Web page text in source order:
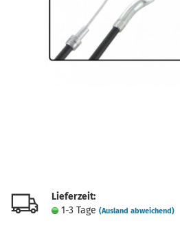
Lieferzeit:
1-3 Tage (Ausland abweichend)